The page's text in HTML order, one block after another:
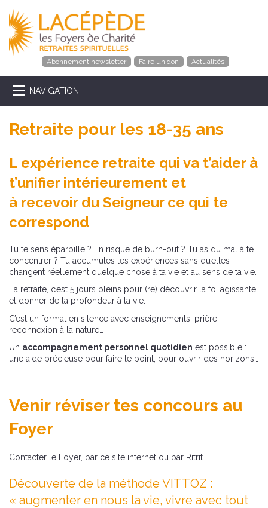
Abonnement newsletter Faire un don Actualités
NAVIGATION
Retraite pour les 18-35 ans
L expérience retraite qui va t’aider à
t’unifier intérieurement et
à recevoir du Seigneur ce qui te
correspond
Tu te sens éparpillé ? En risque de burn-out ? Tu as du mal à te
concentrer ? Tu accumules les expériences sans qu’elles
changent réellement quelque chose à ta vie et au sens de ta vie…
La retraite, c’est 5 jours pleins pour (re) découvrir la foi agissante
et donner de la profondeur à ta vie.
C’est un format en silence avec enseignements, prière,
reconnexion à la nature…
Un accompagnement personnel quotidien est possible :
une aide précieuse pour faire le point, pour ouvrir des horizons…
Venir réviser tes concours au
Foyer
Contacter le Foyer, par ce site internet ou par Ritrit.
Découverte de la méthode VITTOZ :
« augmenter en nous la vie, vivre avec tout